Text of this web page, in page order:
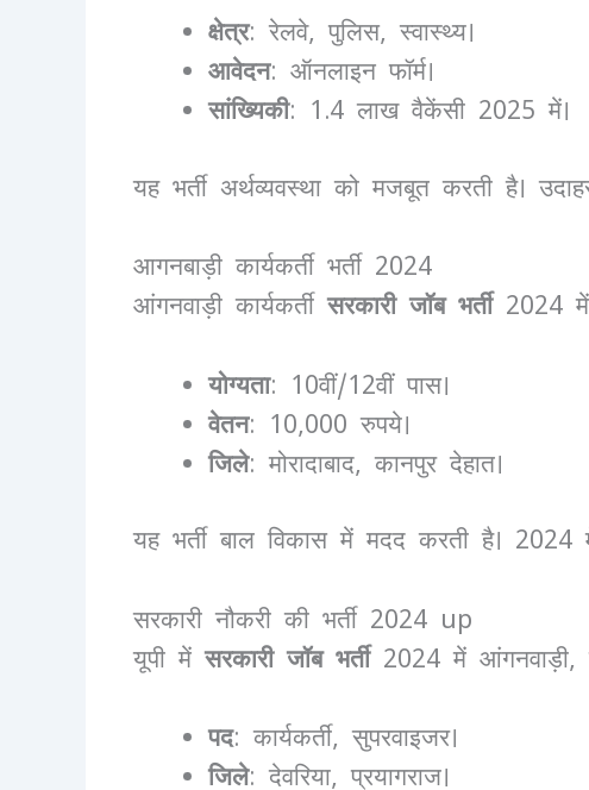
क्षेत्र: रेलवे, पुलिस, स्वास्थ्य।
आवेदन: ऑनलाइन फॉर्म।
सांख्यिकी: 1.4 लाख वैकेंसी 2025 में।
यह भर्ती अर्थव्यवस्था को मजबूत करती है।
आगनबाड़ी कार्यकर्ती भर्ती 2024
आंगनवाड़ी कार्यकर्तीसरकारी जॉब भर्ती2024 में
योग्यता: 10वीं/12वीं पास।
वेतन: 10,000 रुपये।
जिले: मोरादाबाद, कानपुर देहात।
यह भर्ती बाल विकास में मदद करती है।
सरकारी नौकरी की भर्ती 2024 up
यूपी मेंसरकारी जॉब भर्ती2024 में आंगनवाड़ी,
पद: कार्यकर्ती, सुपरवाइजर।
जिले: देवरिया, प्रयागराज।